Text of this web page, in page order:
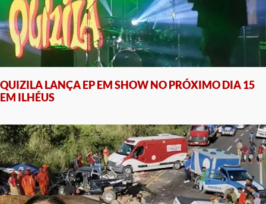
QUIZILA LANÇA EP EM SHOW NO PRÓXIMO DIA 15
EM ILHÉUS